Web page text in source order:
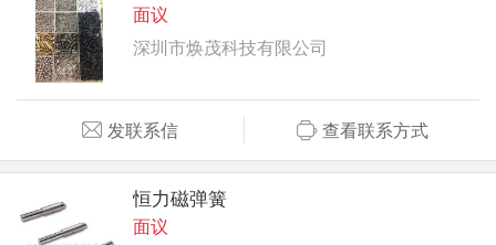
面议
深圳市焕茂科技有限公司
发联系信 查看联系方式
恒力磁弹簧
面议